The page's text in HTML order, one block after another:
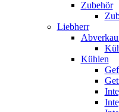
Zubehör
Liebherr
Kühlen